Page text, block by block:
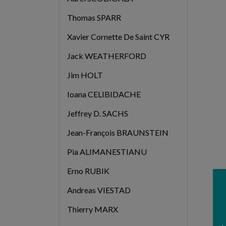
Thomas SPARR
Xavier Cornette De Saint CYR
Jack WEATHERFORD
Jim HOLT
Ioana CELIBIDACHE
Jeffrey D. SACHS
Jean-François BRAUNSTEIN
Pia ALIMANESTIANU
Erno RUBIK
Andreas VIESTAD
Thierry MARX